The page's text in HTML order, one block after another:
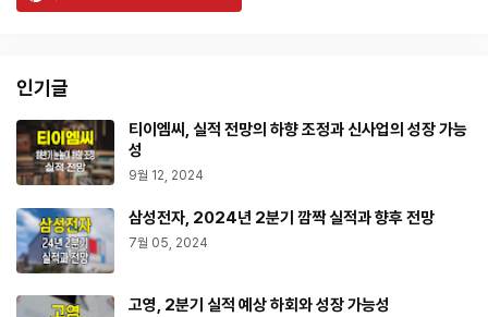
인기글
티이엠씨, 실적 전망의 하향 조정과 신사업의 성장 가능
성
9월 12, 2024
삼성전자, 2024년 2분기 깜짝 실적과 향후 전망
7월 05, 2024
고영, 2분기 실적 예상 하회와 성장 가능성